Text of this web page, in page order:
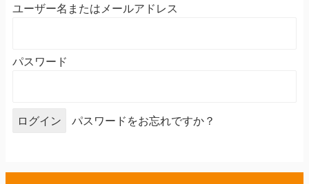
ユーザー名またはメールアドレス
パスワード
パスワードをお忘れですか？